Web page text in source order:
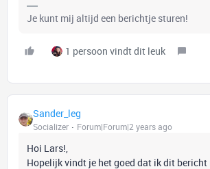
Je kunt mij altijd een berichtje sturen!
1 persoon vindt dit leuk
Sander_leg
Socializer Forum|Forum|2 years ago
Hoi Lars!,
Hopelijk vindt je het goed dat ik dit bericht